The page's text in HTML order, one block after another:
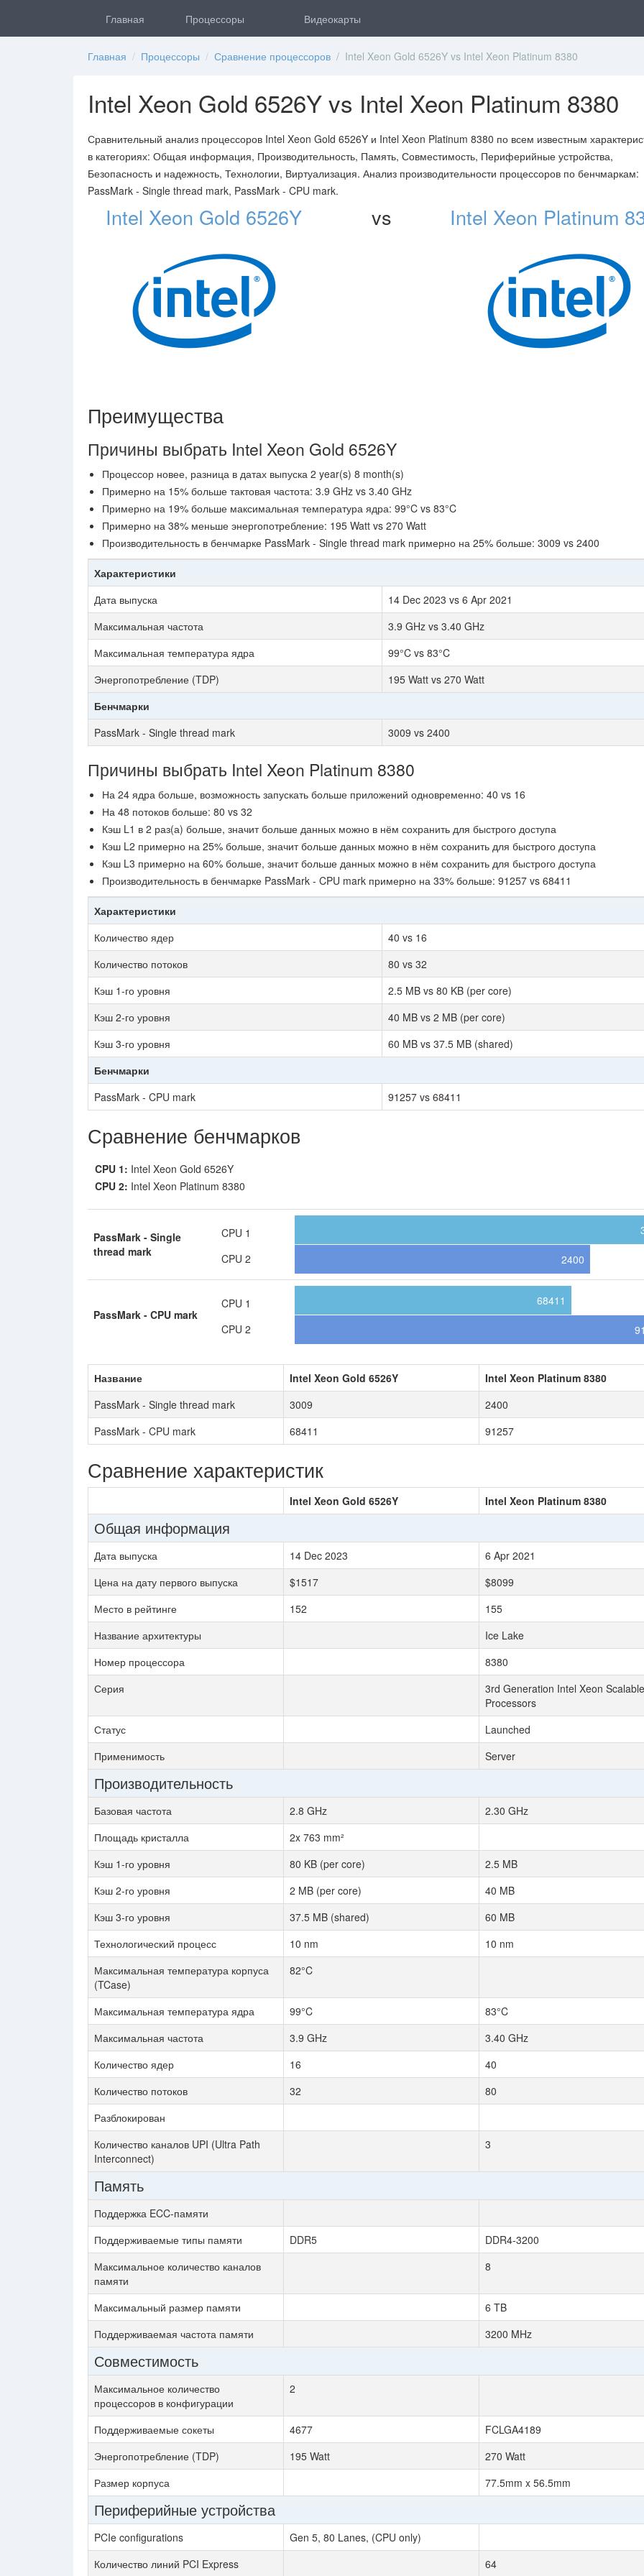
Главная Процессоры Видеокарты
Главная / Процессоры / Сравнение процессоров / Intel Xeon Gold 6526Y vs Intel Xeon Platinum 8380
Intel Xeon Gold 6526Y vs Intel Xeon Platinum 8380
Сравнительный анализ процессоров Intel Xeon Gold 6526Y и Intel Xeon Platinum 8380 по всем известным
в категориях: Общая информация, Производительность, Память, Совместимость, Периферийные устройства,
Безопасность и надежность, Технологии, Виртуализация. Анализ производительности процессоров по бенчмаркам:
PassMark - Single thread mark, PassMark - CPU mark.
Intel Xeon Gold 6526Y vs Intel Xeon Platinum
Преимущества
Причины выбрать Intel Xeon Gold 6526Y
Процессор новее, разница в датах выпуска 2 year(s) 8 month(s)
Примерно на 15% больше тактовая частота: 3.9 GHz vs 3.40 GHz
Примерно на 19% больше максимальная температура ядра: 99°C vs 83°C
Примерно на 38% меньше энергопотребление: 195 Watt vs 270 Watt
Производительность в бенчмарке PassMark - Single thread mark примерно на 25% больше: 3009 vs 2400
Характеристики
Дата выпуска
14 Dec 2023 vs 6 Apr 2021
Максимальная частота
3.9 GHz vs 3.40 GHz
Максимальная температура ядра
99°C vs 83°C
Энергопотребление (TDP)
195 Watt vs 270 Watt
Бенчмарки
PassMark - Single thread mark
3009 vs 2400
Причины выбрать Intel Xeon Platinum 8380
На 24 ядра больше, возможность запускать больше приложений одновременно: 40 vs 16
На 48 потоков больше: 80 vs 32
Кэш L1 в 2 раз(а) больше, значит больше данных можно в нём сохранить для быстрого доступа
Кэш L2 примерно на 25% больше, значит больше данных можно в нём сохранить для быстрого доступа
Кэш L3 примерно на 60% больше, значит больше данных можно в нём сохранить для быстрого доступа
Производительность в бенчмарке PassMark - CPU mark примерно на 33% больше: 91257 vs 68411
Характеристики
Количество ядер
40 vs 16
Количество потоков
80 vs 32
Кэш 1-го уровня
2.5 MB vs 80 KB (per core)
Кэш 2-го уровня
40 MB vs 2 MB (per core)
Кэш 3-го уровня
60 MB vs 37.5 MB (shared)
Бенчмарки
PassMark - CPU mark
91257 vs 68411
Сравнение бенчмарков
CPU 1: Intel Xeon Gold 6526Y
CPU 2: Intel Xeon Platinum 8380
PassMark - Single
thread mark
CPU 1
CPU 2
2400
PassMark - CPU mark
CPU 1
CPU 2
68411
Название Intel Xeon Gold 6526Y
Intel Xeon Platinum 8380
PassMark - Single thread mark
3009
2400
PassMark - CPU mark
68411 91257
Сравнение характеристик
Intel Xeon Gold 6526Y Intel Xeon Platinum 8380
Общая информация
Дата выпуска 14 Dec 2023
6 Apr 2021
Цена на дату первого выпуска
$1517
$8099
Место в рейтинге
152
155
Название архитектуры
Ice Lake
Номер процессора
8380
Серия
3rd Generation Intel Xeon Scalable
Processors
Статус
Launched
Применимость
Server
Производительность
Базовая частота 2.8 GHz
2.30 GHz
Площадь кристалла
2x 763 mm²
Кэш 1-го уровня
80 KB (per core)
2.5 MB
Кэш 2-го уровня
2 MB (per core)
40 MB
Кэш 3-го уровня
37.5 MB (shared)
60 MB
Технологический процесс
10 nm
10 nm
Максимальная температура корпуса
(TCase)
82°C
Максимальная температура ядра 99°C
83°C
Максимальная частота
3.9 GHz
3.40 GHz
Количество ядер
16
40
Количество потоков
32
80
Разблокирован
Количество каналов UPI (Ultra Path
Interconnect)
3
Память
Поддержка ECC-памяти
Поддерживаемые типы памяти
DDR5
DDR4-3200
Максимальное количество каналов
памяти
8
Максимальный размер памяти
6 TB
Поддерживаемая частота памяти
3200 MHz
Совместимость
Максимальное количество
процессоров в конфигурации
2
Поддерживаемые сокеты 4677
FCLGA4189
Энергопотребление (TDP)
195 Watt
270 Watt
Размер корпуса
77.5mm x 56.5mm
Периферийные устройства
PCIe configurations
Gen 5, 80 Lanes, (CPU only)
Количество линий PCI Express
64